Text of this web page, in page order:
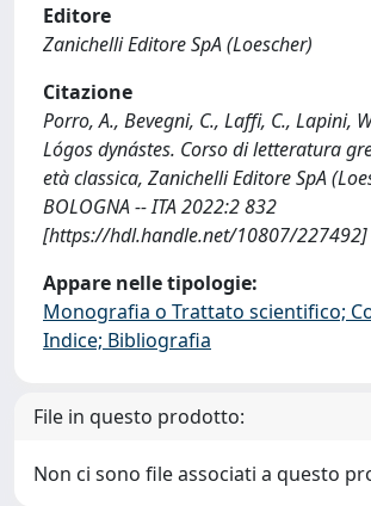
Editore
Zanichelli Editore SpA (Loescher)
Citazione
Porro, A., Bevegni, C., Laffi, C., Lapini,
Lógos dynástes. Corso di letteratura
età classica, Zanichelli Editore SpA
BOLOGNA -- ITA 2022:2 832
[https://hdl.handle.net/10807/227492]
Appare nelle tipologie:
Monografia o Trattato scientifico;
Indice; Bibliografia
File in questo prodotto:
Non ci sono file associati a questo